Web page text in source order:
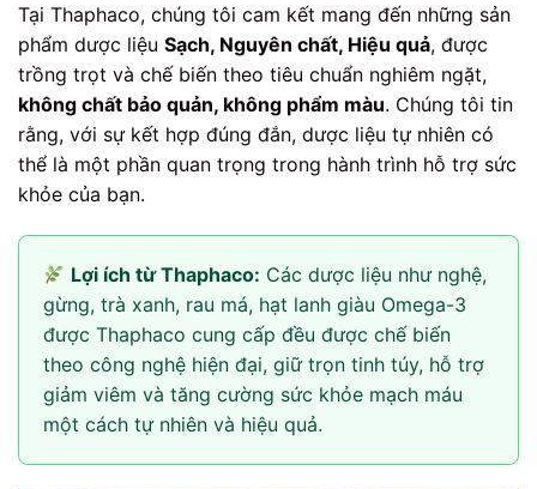
Tại Thaphaco, chúng tôi cam kết mang đến những sản
phẩm dược liệu Sạch, Nguyên chất, Hiệu quả, được
trồng trọt và chế biến theo tiêu chuẩn nghiêm ngặt,
không chất bảo quản, không phẩm màu. Chúng tôi tin
rằng, với sự kết hợp đúng đắn, dược liệu tự nhiên có
thể là một phần quan trọng trong hành trình hỗ trợ sức
khỏe của bạn.
Lợi ích từ Thaphaco: Các dược liệu như nghệ,
gừng, trà xanh, rau má, hạt lanh giàu Omega-3
được Thaphaco cung cấp đều được chế biến
theo công nghệ hiện đại, giữ trọn tinh túy, hỗ trợ
giảm viêm và tăng cường sức khỏe mạch máu
một cách tự nhiên và hiệu quả.